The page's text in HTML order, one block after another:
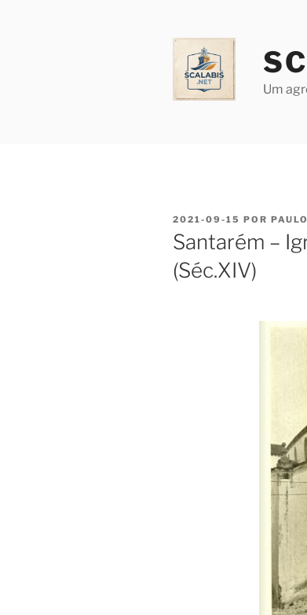
Um
PUBLICADO
EM
2021-09-15 POR
Santarém –
(Séc.XIV)